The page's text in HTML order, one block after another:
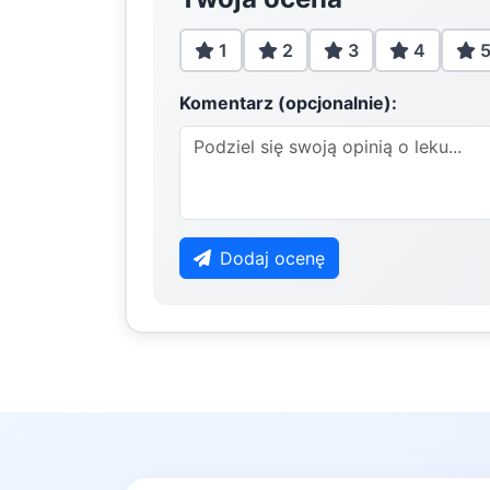
1 2 3 4 5
Komentarz (opcjonalnie):
Dodaj ocenę